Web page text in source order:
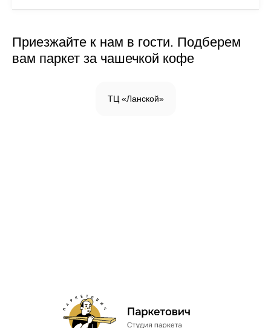
Приезжайте к нам в гости. Подберем
вам паркет за чашечкой кофе
ТЦ «Ланской»